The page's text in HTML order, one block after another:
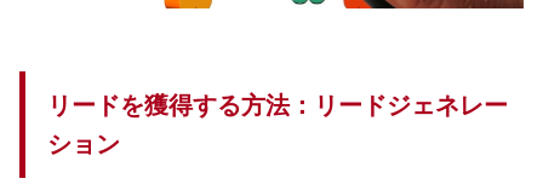
リードを獲得する方法：リードジェネレー
ション